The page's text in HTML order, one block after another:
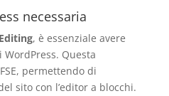
necessaria
, è essenziale avere
Questa
permettendo di
sito con l’editor a blocchi.